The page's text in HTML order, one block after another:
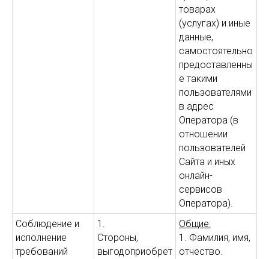
товарах
(услугах) и иные
данные,
самостоятельно
предоставленны
е такими
пользователями
в адрес
Оператора (в
отношении
пользователей
Сайта и иных
онлайн-
сервисов
Оператора).
Соблюдение и
исполнение
требований
1.
Стороны,
выгодоприобрет
Общие:
1. Фамилия, имя,
отчество.